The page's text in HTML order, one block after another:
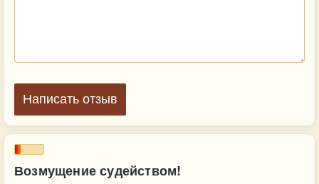
Возмущение судейством!
Написать отзыв